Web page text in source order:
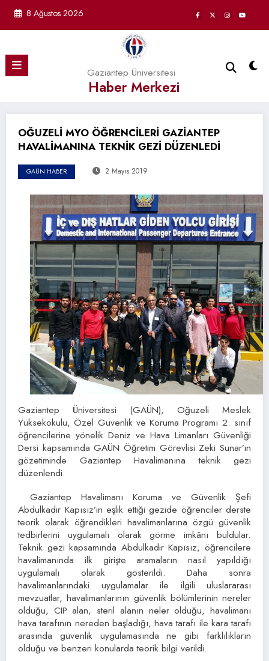
8 Ağustos 2026
Gaziantep Üniversitesi
Haber Merkezi
OĞUZELİ MYO ÖĞRENCİLERİ GAZİANTEP
HAVALİMANINA TEKNİK GEZİ DÜZENLEDİ
GAÜN HABER 2 Mayıs 2019
Gaziantep Üniversitesi (GAÜN), Oğuzeli Meslek
Yüksekokulu, Özel Güvenlik ve Koruma Programı 2. sınıf
öğrencilerine yönelik Deniz ve Hava Limanları Güvenliği
Dersi kapsamında GAÜN Öğretim Görevlisi Zeki Sunar’ın
gözetiminde Gaziantep Havalimanına teknik gezi
düzenlendi.
Gaziantep Havalimanı Koruma ve Güvenlik Şefi
Abdulkadir Kapısız’ın eşlik ettiği gezide öğrenciler derste
teorik olarak öğrendikleri havalimanlarına özgü güvenlik
tedbirlerini uygulamalı olarak görme imkânı buldular.
Teknik gezi kapsamında Abdulkadir Kapısız, öğrencilere
havalimanında ilk girişte aramaların nasıl yapıldığı
uygulamalı olarak gösterildi. Daha sonra
havalimanlarındaki uygulamalar ile ilgili uluslararası
mevzuatlar, havalimanlarının güvenlik bölümlerinin nereler
olduğu, CIP alan, steril alanın neler olduğu, havalimanı
hava tarafının nereden başladığı, hava tarafı ile kara tarafı
arasında güvenlik uygulamasında ne gibi farklılıkların
olduğu ve benzeri konularda teorik bilgi verildi.